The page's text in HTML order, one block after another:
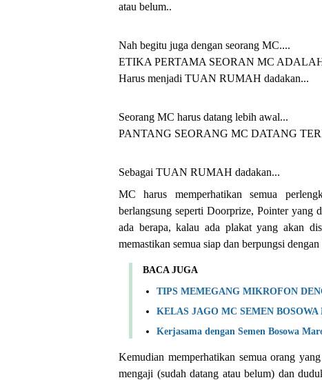
atau belum..
Nah begitu juga dengan seorang MC....
ETIKA PERTAMA SEORAN MC
Harus menjadi TUAN RUMAH dadakan...
Seorang MC harus datang lebih awal...
PANTANG SEORANG MC DATANG
Sebagai TUAN RUMAH dadakan...
MC harus memperhatikan semua
berlangsung seperti Doorprize, Pointer yang
ada berapa, kalau ada plakat yang akan
memastikan semua siap dan berpungsi
BACA JUGA
TIPS MEMEGANG MIKROFON
KELAS JAGO MC SEMEN BOSOWA
Kerjasama dengan Semen Bosowa
Kemudian memperhatikan semua orang
mengaji (sudah datang atau belum) dan